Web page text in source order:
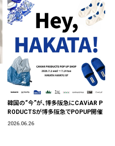
韓国の“今”が、博多阪急にCAViAR P
RODUCTSが博多阪急でPOPUP開催
2026.06.26